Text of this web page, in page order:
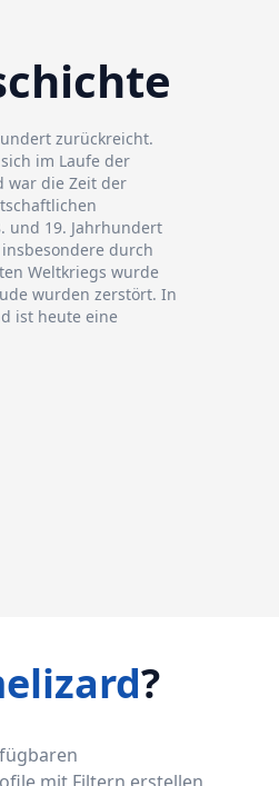
zurückreicht.
im Laufe der
war die Zeit der
und 19. Jahrhundert
durch
Weltkriegs wurde
wurden zerstört. In
ist heute eine
?